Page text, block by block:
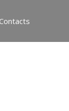
Contacts